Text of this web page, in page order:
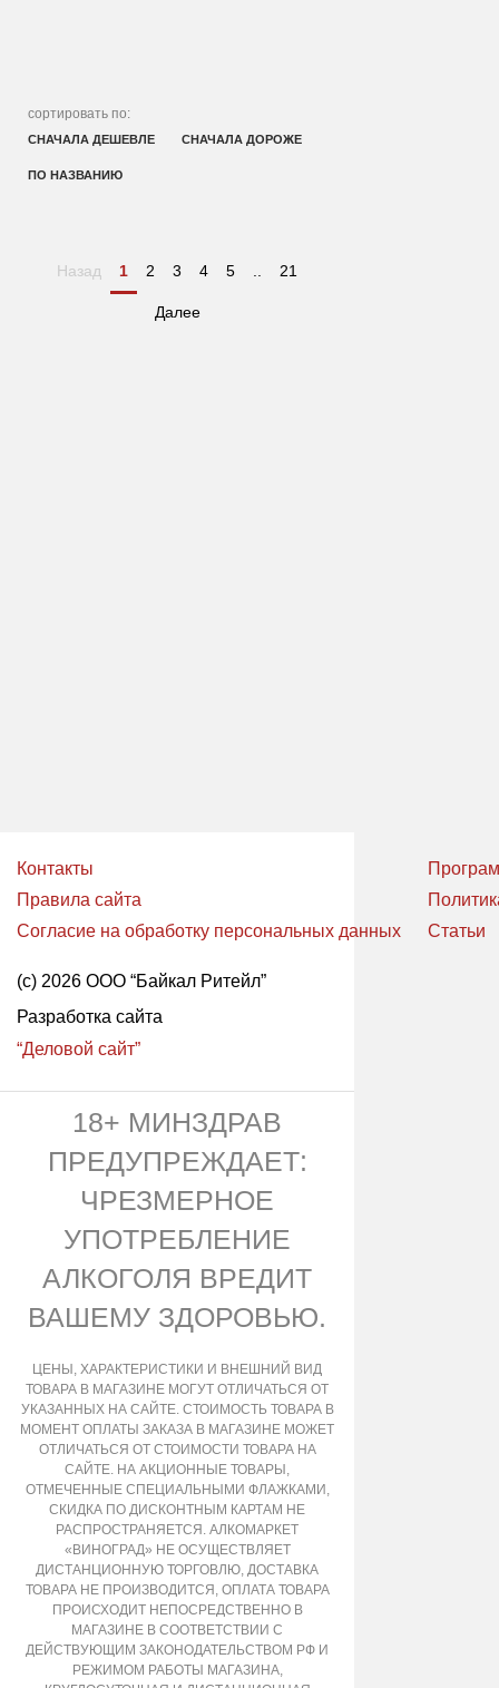
сортировать по:
СНАЧАЛА ДЕШЕВЛЕ СНАЧАЛА ДОРОЖЕ
ПО НАЗВАНИЮ
Назад 1 2 3 4 5 .. 21
Далее
Контакты
Правила сайта
Согласие на обработку персональных данных
Статьи
(с) 2026 ООО “Байкал Ритейл”
Разработка сайта
“Деловой сайт”
18+ МИНЗДРАВ
ПРЕДУПРЕЖДАЕТ:
ЧРЕЗМЕРНОЕ
УПОТРЕБЛЕНИЕ
АЛКОГОЛЯ ВРЕДИТ
ВАШЕМУ ЗДОРОВЬЮ.
ЦЕНЫ, ХАРАКТЕРИСТИКИ И ВНЕШНИЙ ВИД
ТОВАРА В МАГАЗИНЕ МОГУТ ОТЛИЧАТЬСЯ ОТ
УКАЗАННЫХ НА САЙТЕ. СТОИМОСТЬ ТОВАРА В
МОМЕНТ ОПЛАТЫ ЗАКАЗА В МАГАЗИНЕ МОЖЕТ
ОТЛИЧАТЬСЯ ОТ СТОИМОСТИ ТОВАРА НА
САЙТЕ. НА АКЦИОННЫЕ ТОВАРЫ,
ОТМЕЧЕННЫЕ СПЕЦИАЛЬНЫМИ ФЛАЖКАМИ,
СКИДКА ПО ДИСКОНТНЫМ КАРТАМ НЕ
РАСПРОСТРАНЯЕТСЯ. АЛКОМАРКЕТ
«ВИНОГРАД» НЕ ОСУЩЕСТВЛЯЕТ
ДИСТАНЦИОННУЮ ТОРГОВЛЮ, ДОСТАВКА
ТОВАРА НЕ ПРОИЗВОДИТСЯ, ОПЛАТА ТОВАРА
ПРОИСХОДИТ НЕПОСРЕДСТВЕННО В
МАГАЗИНЕ В СООТВЕТСТВИИ С
ДЕЙСТВУЮЩИМ ЗАКОНОДАТЕЛЬСТВОМ РФ И
РЕЖИМОМ РАБОТЫ МАГАЗИНА,